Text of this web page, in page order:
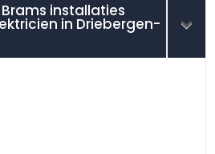
installaties
in Driebergen-